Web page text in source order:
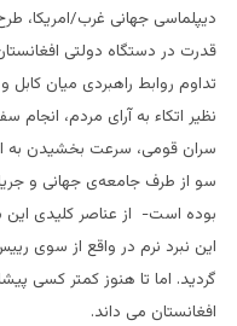
دیپلماسی جهانی غرب/امریکا،
قدرت در دستگاه دولتی افغانستان
تداوم روابط راهبردی میان
نظیر اتکاء به آرای مردم، انجام
سو از طرف جامعه‌ی جهانی و
بوده است- از عناصر کلیدی
این نبرد نرم در واقع از سوی
گردید. اما تا هنوز کمتر کسی
افغانستان می داند.